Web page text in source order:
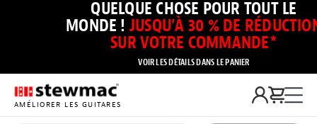
QUELQUE CHOSE POUR TOUT LE
MONDE ! JUSQU’À 30 % DE
SUR VOTRE COMMANDE*
VOIR LES DÉTAILS DANS LE PANIER
AMÉLIORER LES GUITARES